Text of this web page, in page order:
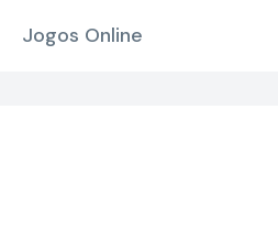
Jogos Online